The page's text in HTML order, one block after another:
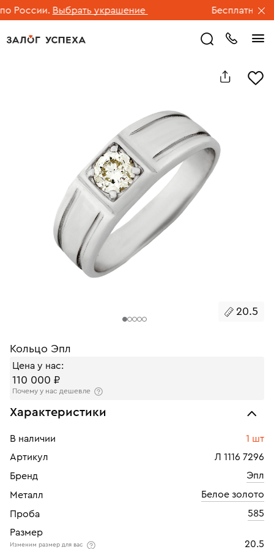
России. Выбрать украшение Бесплатная
20.5
Кольцо Эпл
Цена у нас:
110 000 ₽
Почему у нас дешевле
Характеристики
В наличии
1 шт
Артикул
Л 1116 7296
Бренд
Эпл
Металл
Белое золото
Проба
585
Размер
Изменим размер для вас
20.5